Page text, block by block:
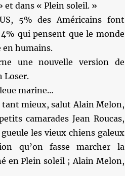
et dans « Plein soleil. »
5% des Américains font
qui pensent que le monde
en humains.
une nouvelle version de
Loser.
marine…
mieux, salut Alain Melon,
camarades Jean Roucas,
les vieux chiens galeux
qu’on fasse marcher la
en Plein soleil ; Alain Melon,